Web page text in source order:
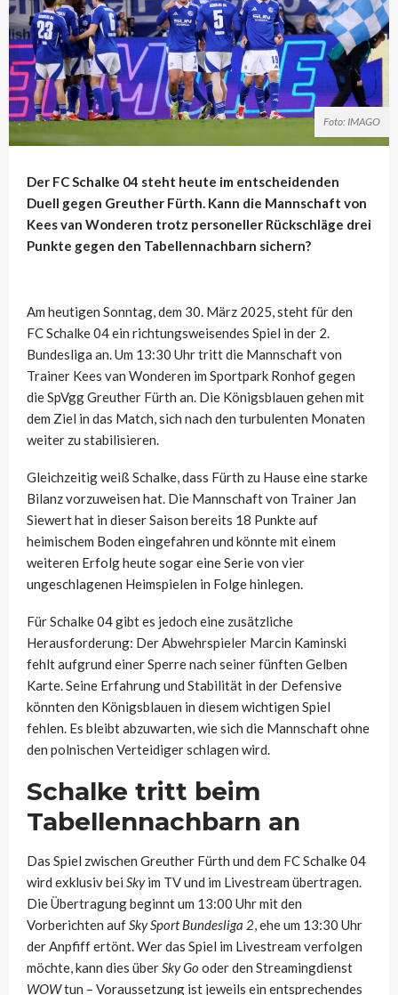
Foto: IMAGO
Der FC Schalke 04 steht heute im entscheidenden
Duell gegen Greuther Fürth. Kann die Mannschaft von
Kees van Wonderen trotz personeller Rückschläge drei
Punkte gegen den Tabellennachbarn sichern?
Am heutigen Sonntag, dem 30. März 2025, steht für den
FC Schalke 04 ein richtungsweisendes Spiel in der 2.
Bundesliga an. Um 13:30 Uhr tritt die Mannschaft von
Trainer Kees van Wonderen im Sportpark Ronhof gegen
die SpVgg Greuther Fürth an. Die Königsblauen gehen mit
dem Ziel in das Match, sich nach den turbulenten Monaten
weiter zu stabilisieren.
Gleichzeitig weiß Schalke, dass Fürth zu Hause eine starke
Bilanz vorzuweisen hat. Die Mannschaft von Trainer Jan
Siewert hat in dieser Saison bereits 18 Punkte auf
heimischem Boden eingefahren und könnte mit einem
weiteren Erfolg heute sogar eine Serie von vier
ungeschlagenen Heimspielen in Folge hinlegen.
Für Schalke 04 gibt es jedoch eine zusätzliche
Herausforderung: Der Abwehrspieler Marcin Kaminski
fehlt aufgrund einer Sperre nach seiner fünften Gelben
Karte. Seine Erfahrung und Stabilität in der Defensive
könnten den Königsblauen in diesem wichtigen Spiel
fehlen. Es bleibt abzuwarten, wie sich die Mannschaft ohne
den polnischen Verteidiger schlagen wird.
Schalke tritt beim
Tabellennachbarn an
Das Spiel zwischen Greuther Fürth und dem FC Schalke 04
wird exklusiv bei Skyim TV und im Livestream übertragen.
Die Übertragung beginnt um 13:00 Uhr mit den
Vorberichten aufSky Sport Bundesliga 2, ehe um 13:30 Uhr
der Anpfiff ertönt. Wer das Spiel im Livestream verfolgen
möchte, kann dies überSky Go oder den Streamingdienst
WOWtun – Voraussetzung ist jeweils ein entsprechendes